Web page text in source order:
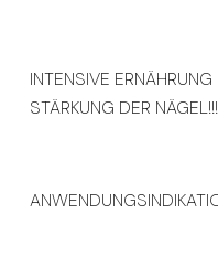
INTENSIVE
STÄRKUNG DER NÄGEL!!!